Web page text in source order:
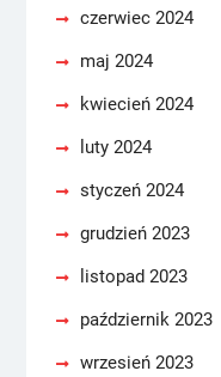
czerwiec 2024
maj 2024
kwiecień 2024
luty 2024
styczeń 2024
grudzień 2023
listopad 2023
październik 2023
wrzesień 2023